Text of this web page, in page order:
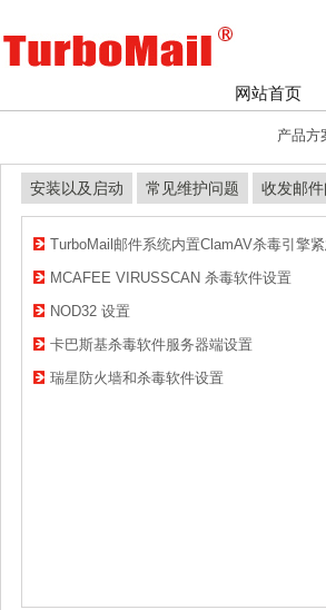
网站首页
产品方
安装以及启动 常见维护问题 收发邮
TurboMail邮件系统内置ClamAV杀毒引擎紧
MCAFEE VIRUSSCAN 杀毒软件设置
NOD32 设置
卡巴斯基杀毒软件服务器端设置
瑞星防火墙和杀毒软件设置